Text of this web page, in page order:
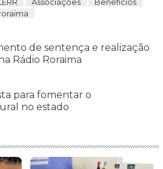
de sentença e realização
Rádio Roraima
para fomentar o
no estado